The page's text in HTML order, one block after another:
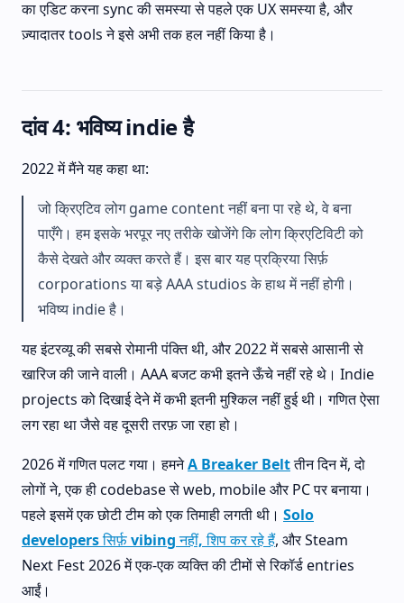
का एडिट करना sync की समस्या से पहले एक UX समस्या है, और
ज़्यादातर tools ने इसे अभी तक हल नहीं किया है।
दांव 4: भविष्य indie है
2022 में मैंने यह कहा था:
जो क्रिएटिव लोग game content नहीं बना पा रहे थे, वे बना
पाएँगे। हम इसके भरपूर नए तरीके खोजेंगे कि लोग क्रिएटिविटी को
कैसे देखते और व्यक्त करते हैं। इस बार यह प्रक्रिया सिर्फ़
corporations या बड़े AAA studios के हाथ में नहीं होगी।
भविष्य indie है।
यह इंटरव्यू की सबसे रोमानी पंक्ति थी, और 2022 में सबसे आसानी से
खारिज की जाने वाली। AAA बजट कभी इतने ऊँचे नहीं रहे थे। Indie
projects को दिखाई देने में कभी इतनी मुश्किल नहीं हुई थी। गणित ऐसा
लग रहा था जैसे वह दूसरी तरफ़ जा रहा हो।
2026 में गणित पलट गया। हमनेA Breaker Beltतीन दिन में, दो
लोगों ने, एक ही codebase से web, mobile और PC पर बनाया।
पहले इसमें एक छोटी टीम को एक तिमाही लगती थी। Solo
developers सिर्फ़ vibing नहीं, शिप कर रहे हैं, और Steam
Next Fest 2026 में एक-एक व्यक्ति की टीमों से रिकॉर्ड entries
आईं।